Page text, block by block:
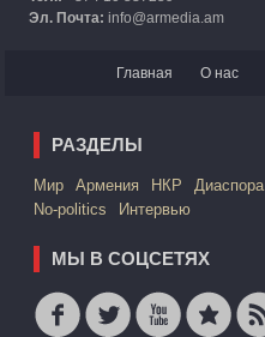
Эл. Почта: info@armedia.am
Главная О нас
РАЗДЕЛЫ
Mир Армения НКР Диаспора
No-politics
Интервью
МЫ В СОЦСЕТЯХ